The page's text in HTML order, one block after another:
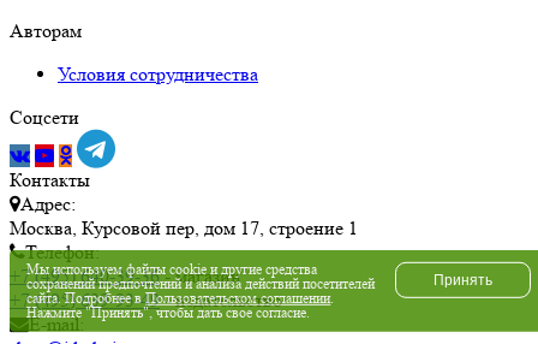
Авторам
Условия сотрудничества
Соцсети
Контакты
Адрес:
Москва, Курсовой пер, дом 17, строение 1
Телефон:
+7 (495) 640-39-36- магазин
+7 (495) 639-93-49- издательство
E-mail:
Мы используем файлы cookie и другие средства
сохранений предпочтений и анализа действий посетителей
сайта. Подробнее вПользовательском соглашении.
Нажмите "Принять", чтобы дать свое согласие.
Принять